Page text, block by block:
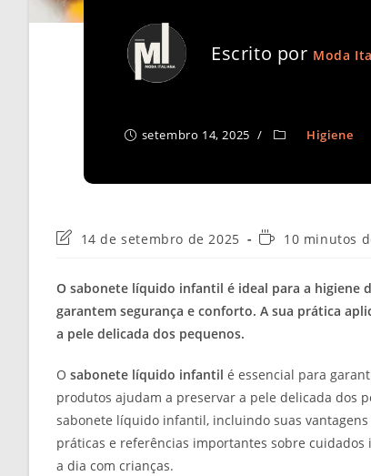
Escrito por Moda
setembro 14, 2025 Higiene
Última
post:
14 de setembro de 2025
Tempo10 minutos
O sabonete líquido infantil é ideal para a higiene
garantem segurança e conforto. A sua prática
a pele delicada dos pequenos.
O sabonete líquido infantil é essencial para
produtos ajudam a preservar a pele delicada dos
sabonete líquido infantil, incluindo suas
práticas e referências importantes sobre cuidados
a dia com crianças.